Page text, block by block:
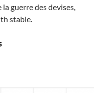
guerre des devises,
stable.